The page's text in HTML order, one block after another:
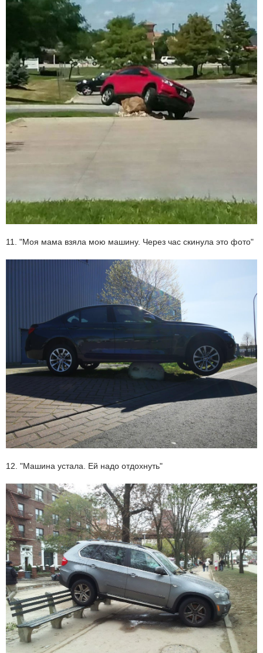
11. "Моя мама взяла мою машину. Через час скинула это фото"
12. "Машина устала. Ей надо отдохнуть"